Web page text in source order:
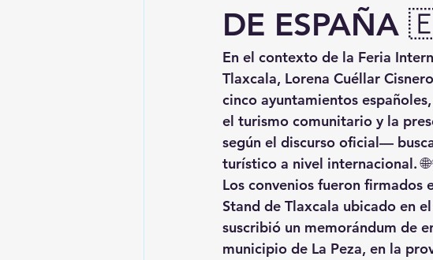
DE
En el contexto de la Feria
Tlaxcala, Lorena Cuéllar
cinco ayuntamientos españoles
el turismo comunitario y la
según el discurso oficial—
turístico a nivel internacional.
Los convenios fueron firmados
Stand de Tlaxcala ubicado en
suscribió un memorándum de
municipio de La Peza, en la